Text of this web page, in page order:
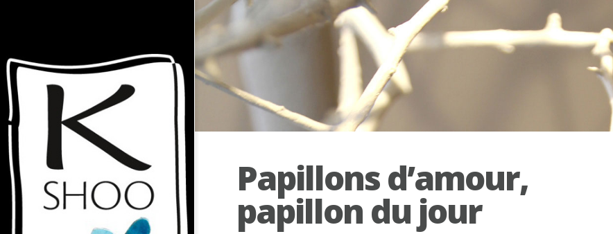
Papillons d’amour,
papillon du jour